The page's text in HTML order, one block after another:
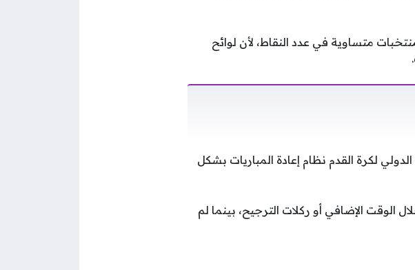
بين منتخبات متساوية في عدد النقاط، لأن لوائح
الدولي لكرة القدم نظام إعادة المباريات بشكل
الإضافي أو ركلات الترجيح، بينما لم